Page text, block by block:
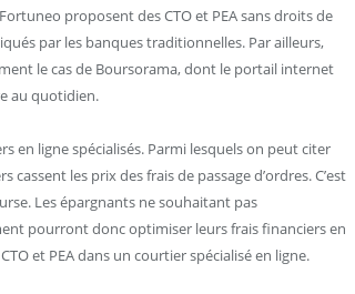
proposent des CTO et PEA sans droits de
par les banques traditionnelles. Par ailleurs,
le cas de Boursorama, dont le portail internet
au quotidien.
en ligne spécialisés. Parmi lesquels on peut citer
les prix des frais de passage d’ordres. C’est
Les épargnants ne souhaitant pas
pourront donc optimiser leurs frais financiers en
et PEA dans un courtier spécialisé en ligne.